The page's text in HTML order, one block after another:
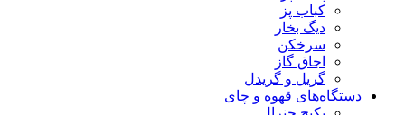
کباب پز
دیگ بخار
سرخکن
اجاق گاز
گریل و گریدل
دستگاه‌های قهوه و چای